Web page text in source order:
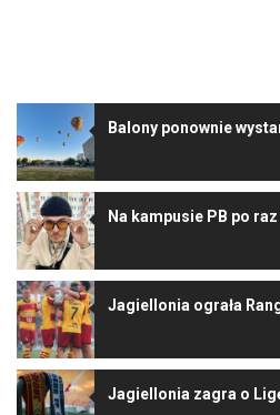
Balony ponownie
Na kampusie PB po
Jagiellonia ograła
Jagiellonia zagra o